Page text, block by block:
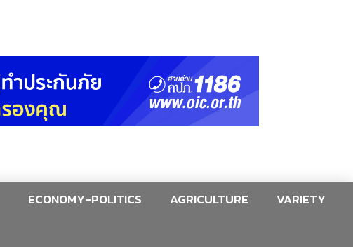
ECONOMY-POLITICS AGRICULTURE
VARIETY